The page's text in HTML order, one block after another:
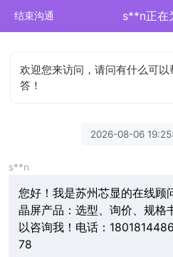
结束沟通 s**n正在
欢迎您来访问，请问有什么可
答！
2026-08-06
s**n
您好！我是苏州芯显的在线顾
晶屏产品：选型、询价、规格
以咨询我！电话：
78